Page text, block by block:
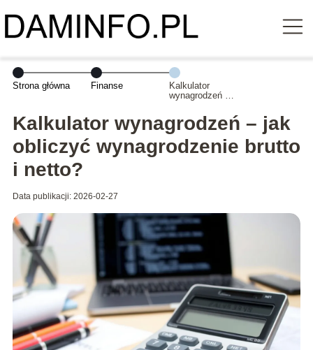
Strona główna Finanse
Kalkulator
wynagrodzeń –
wynagrodzenie
brutto i netto?
Kalkulator wynagrodzeń – jak
obliczyć wynagrodzenie brutto
i netto?
Data publikacji: 2026-02-27